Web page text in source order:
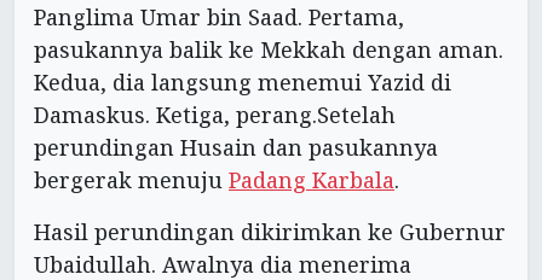
Panglima Umar bin Saad. Pertama,
pasukannya balik ke Mekkah dengan aman.
Kedua, dia langsung menemui Yazid di
Damaskus. Ketiga, perang.Setelah
perundingan Husain dan pasukannya
bergerak menuju Padang Karbala.
Hasil perundingan dikirimkan ke Gubernur
Ubaidullah. Awalnya dia menerima